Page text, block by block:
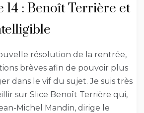
14 : Benoît Terrière et
résolution de la rentrée,
brèves afin de pouvoir plus
dans le vif du sujet. Je suis très
sur Slice Benoît Terrière qui,
Michel Mandin, dirige le